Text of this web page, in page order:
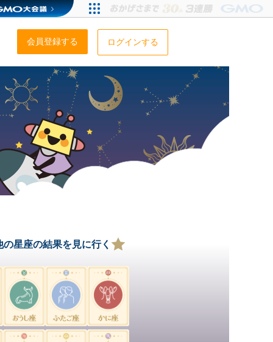
会員登録する ログインする
の星座の結果を見に行く